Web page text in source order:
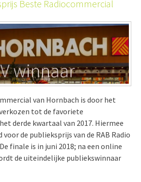
Beste Radiocommercial
van Hornbach is door het
tot de favoriete
derde kwartaal van 2017. Hiermee
de publieksprijs van de RAB Radio
finale is in juni 2018; na een online
de uiteindelijke publiekswinnaar